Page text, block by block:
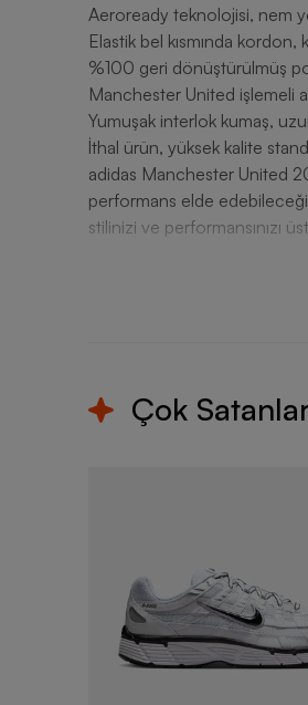
Aeroready teknolojisi, nem
Elastik bel kısmında
%100 geri dönüştürülmüş
Manchester United işlemeli
Yumuşak interlok kumaş,
İthal ürün, yüksek kalite
adidas Manchester United
performans elde
stilinizi ve performansınızı
Çok